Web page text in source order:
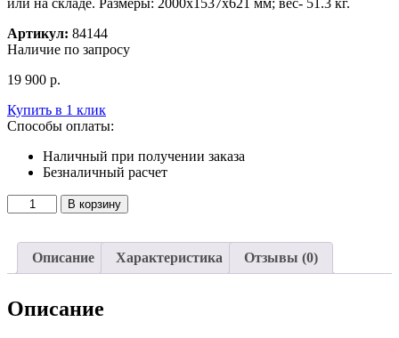
или на складе. Размеры: 2000x1537x621 мм; вес- 51.3 кг.
Артикул: 84144
Наличие по запросу
19 900 р.
Купить в 1 клик
Способы оплаты:
Наличный при получении заказа
Безналичный расчет
Количество
товара
SB
200x152x61/4
В корзину
Описание Характеристика Отзывы (0)
Описание